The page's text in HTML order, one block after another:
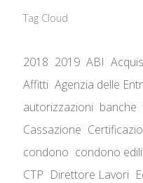
Tag Cloud
2018 2019 ABI
Affitti Agenzia delle
autorizzazioni banche
Cassazione
condono condono
CTP Direttore Lavori